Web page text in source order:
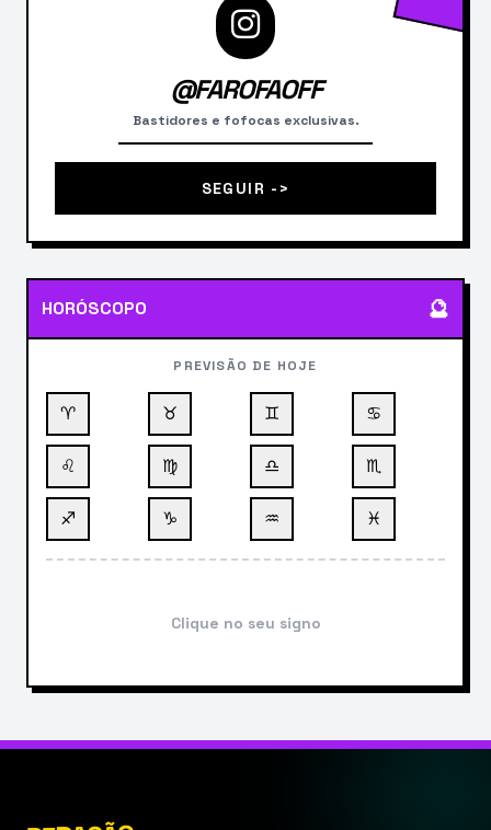
@FAROFAOFF
Bastidores e fofocas exclusivas.
SEGUIR ->
HORÓSCOPO 🔮
PREVISÃO DE HOJE
♈ ♉ ♊ ♋
♌ ♍ ♎ ♏
♐ ♑ ♒ ♓
Clique no seu signo